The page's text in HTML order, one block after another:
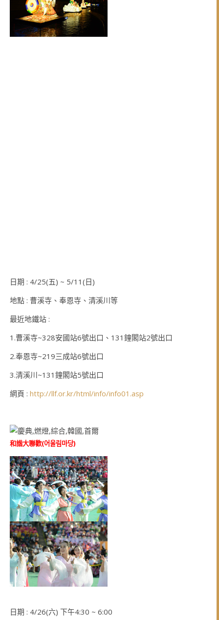
日期 : 4/25(五) ~ 5/11(日)
地點 : 曹溪寺、奉恩寺、清溪川等
最近地鐵站 :
1.曹溪寺~328安國站6號出口、131鐘閣站2號出口
2.奉恩寺~219三成站6號出口
3.清溪川~131鐘閣站5號出口
網頁 : http://llf.or.kr/html/info/info01.asp
和諧大聯歡(어울림마당)
日期 : 4/26(六) 下午4:30 ~ 6:00